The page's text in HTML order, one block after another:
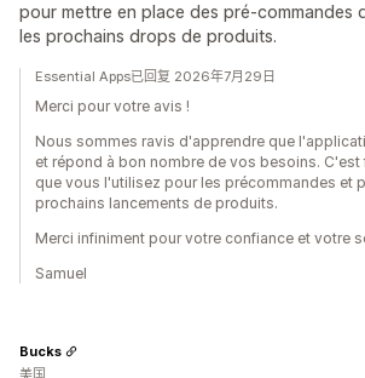
pour mettre en place des pré-commandes
les prochains drops de produits.
Essential Apps已回复 2026年7月29日
Merci pour votre avis !
Nous sommes ravis d'apprendre que
et répond à bon nombre de vos besoins.
que vous l'utilisez pour les précommandes et
prochains lancements de produits.
Merci infiniment pour votre confiance et votre
Samuel
Bucks